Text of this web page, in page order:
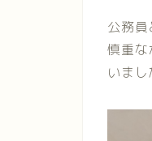
公務員
慎重な
いまし